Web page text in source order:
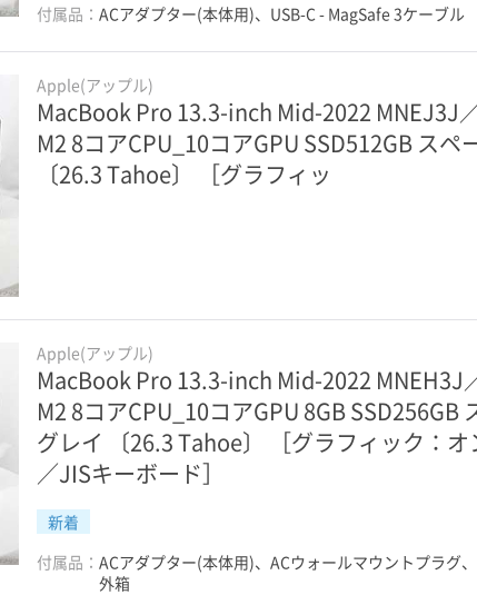
付属品：ACアダプター(本体用)、USB-C - MagSafe 3ケーブル
Apple(アップル)
MacBook Pro 13.3-inch Mid-2022 MNEJ3J
M2 8コアCPU_10コアGPU SSD512GB スペ
〔26.3 Tahoe〕 ［グラフィッ
Apple(アップル)
MacBook Pro 13.3-inch Mid-2022 MNEH3J
M2 8コアCPU_10コアGPU 8GB SSD256GB
グレイ 〔26.3 Tahoe〕 ［グラフィック：オ
／JISキーボード］
新着
付属品：ACアダプター(本体用)、ACウォールマウントプラグ、
外箱